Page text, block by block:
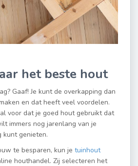
het beste hout
Gaaf! Je kunt de overkapping dan
en dat heeft veel voordelen.
voor dat je goed hout gebruikt dat
immers nog jarenlang van je
kunt genieten.
te besparen, kun je tuinhout
houthandel. Zij selecteren het